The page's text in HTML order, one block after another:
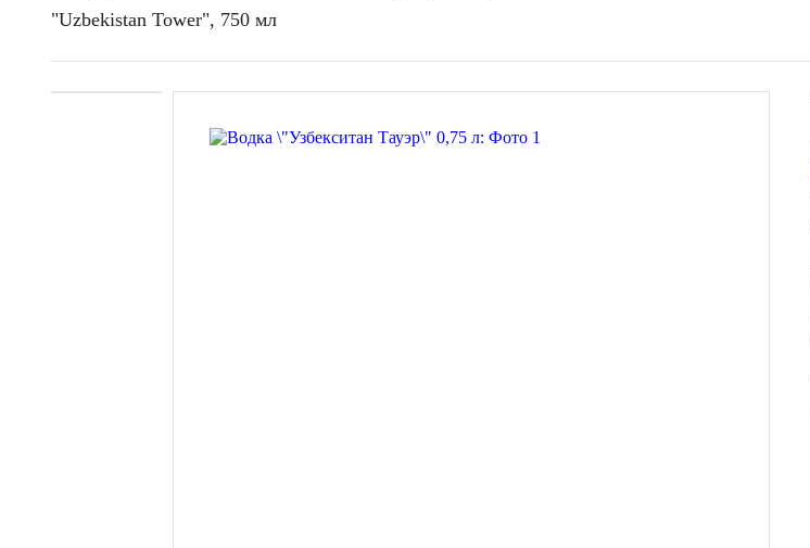
"Uzbekistan Tower", 750 мл